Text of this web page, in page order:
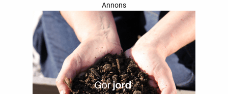
Annons